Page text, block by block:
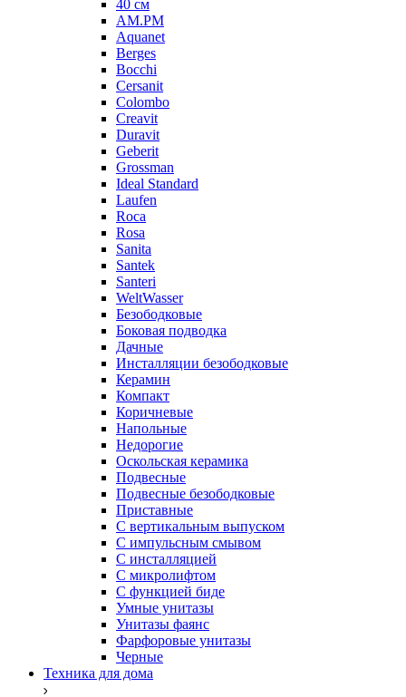
40 см
AM.PM
Aquanet
Berges
Bocchi
Cersanit
Colombo
Creavit
Duravit
Geberit
Grossman
Ideal Standard
Laufen
Roca
Rosa
Sanita
Santek
Santeri
WeltWasser
Безободковые
Боковая подводка
Дачные
Инсталляции безободковые
Керамин
Компакт
Коричневые
Напольные
Недорогие
Оскольская керамика
Подвесные
Подвесные безободковые
Приставные
С вертикальным выпуском
С импульсным смывом
С инсталляцией
С микролифтом
С функцией биде
Умные унитазы
Унитазы фаянс
Фарфоровые унитазы
Черные
Техника для дома